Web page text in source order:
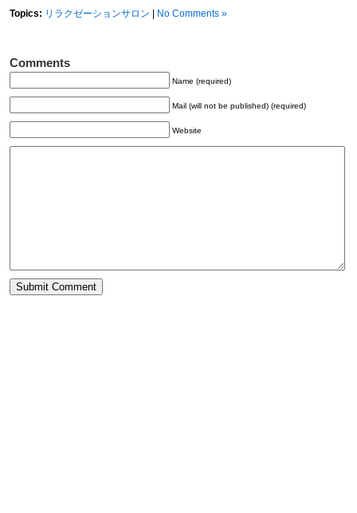
Topics: リラクゼーションサロン No Comments »
Comments
Name (required)
Mail (will not be published) (required)
Website